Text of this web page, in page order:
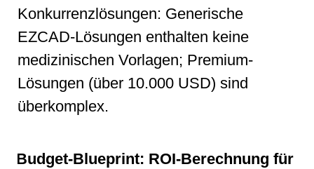
Konkurrenzlösungen: Generische
EZCAD-Lösungen enthalten keine
medizinischen Vorlagen; Premium-
Lösungen (über 10.000 USD) sind
überkomplex.
Budget-Blueprint: ROI-Berechnung für